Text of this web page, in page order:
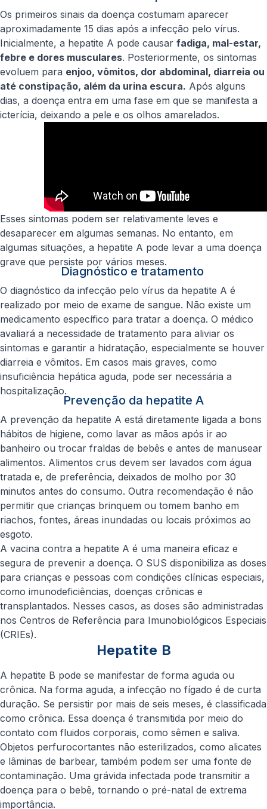
Os primeiros sinais da doença costumam aparecer
aproximadamente 15 dias após a infecção pelo vírus.
Inicialmente, a hepatite A pode causar fadiga, mal-estar,
febre e dores musculares. Posteriormente, os sintomas
evoluem para enjoo, vômitos, dor abdominal, diarreia ou
até constipação, além da urina escura. Após alguns
dias, a doença entra em uma fase em que se manifesta a
icterícia, deixando a pele e os olhos amarelados.
Esses sintomas podem ser relativamente leves e
desaparecer em algumas semanas. No entanto, em
algumas situações, a hepatite A pode levar a uma doença
grave que persiste por vários meses.
Diagnóstico e tratamento
O diagnóstico da infecção pelo vírus da hepatite A é
realizado por meio de exame de sangue. Não existe um
medicamento específico para tratar a doença. O médico
avaliará a necessidade de tratamento para aliviar os
sintomas e garantir a hidratação, especialmente se houver
diarreia e vômitos. Em casos mais graves, como
insuficiência hepática aguda, pode ser necessária a
hospitalização.
Prevenção da hepatite A
A prevenção da hepatite A está diretamente ligada a bons
hábitos de higiene, como lavar as mãos após ir ao
banheiro ou trocar fraldas de bebês e antes de manusear
alimentos. Alimentos crus devem ser lavados com água
tratada e, de preferência, deixados de molho por 30
minutos antes do consumo. Outra recomendação é não
permitir que crianças brinquem ou tomem banho em
riachos, fontes, áreas inundadas ou locais próximos ao
esgoto.
A vacina contra a hepatite A é uma maneira eficaz e
segura de prevenir a doença. O SUS disponibiliza as doses
para crianças e pessoas com condições clínicas especiais,
como imunodeficiências, doenças crônicas e
transplantados. Nesses casos, as doses são administradas
nos Centros de Referência para Imunobiológicos Especiais
(CRIEs).
Hepatite B
A hepatite B pode se manifestar de forma aguda ou
crônica. Na forma aguda, a infecção no fígado é de curta
duração. Se persistir por mais de seis meses, é classificada
como crônica. Essa doença é transmitida por meio do
contato com fluidos corporais, como sêmen e saliva.
Objetos perfurocortantes não esterilizados, como alicates
e lâminas de barbear, também podem ser uma fonte de
contaminação. Uma grávida infectada pode transmitir a
doença para o bebê, tornando o pré-natal de extrema
importância.